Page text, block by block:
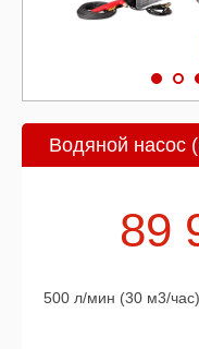
Водяной насос
89
500 л/мин (30 м3/